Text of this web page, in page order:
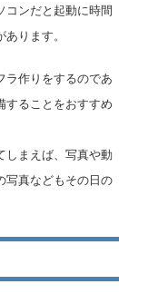
コンだと起動に時間
ります。
ラ作りをするのであ
することをおすすめ
しまえば、写真や動
写真などもその日の